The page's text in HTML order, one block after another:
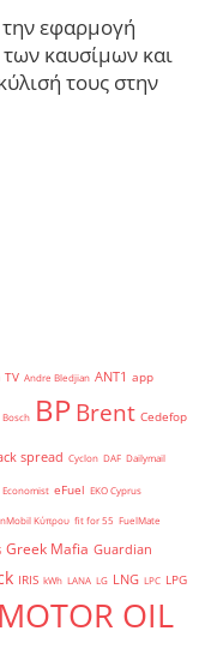
εφαρμογή
των καυσίμων και
τους στην
TV Andre Bledjian ANT1 app
Bosch BPBrent Cedefop
spread Cyclon DAF Dailymail
Economist eFuel EKO Cyprus
Κύπρου fit for 55 FuelMate
Greek Mafia Guardian
IRIS kWh LANA LG LNG LPC LPG
MOTOR OIL